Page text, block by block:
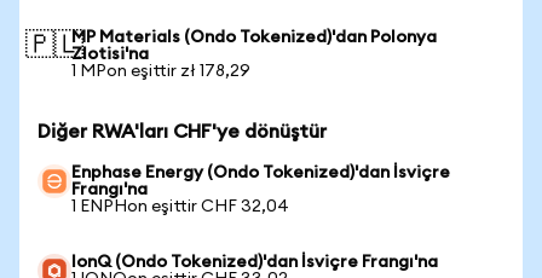
🇵🇱MP Materials (Ondo Tokenized)'dan Polonya
Zlotisi'na
1 MPon eşittir zł 178,29
Diğer RWA'ları CHF'ye dönüştür
Enphase Energy (Ondo Tokenized)'dan İsviçre
Frangı'na
1 ENPHon eşittir CHF 32,04
IonQ (Ondo Tokenized)'dan İsviçre Frangı'na